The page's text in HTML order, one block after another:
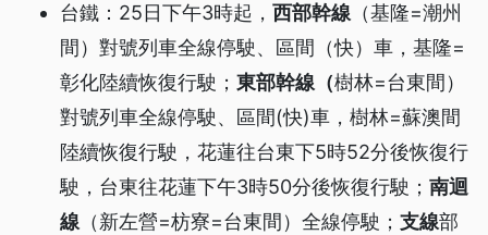
台鐵：25日下午3時起， 西部幹線 （基隆=潮州
間）對號列車全線停駛、區間（快）車，基隆=
彰化陸續恢復行駛； 東部幹線（樹林=台東間）
對號列車全線停駛、區間(快)車，樹林=蘇澳間
陸續恢復行駛，花蓮往台東下5時52分後恢復行
駛，台東往花蓮下午3時50分後恢復行駛； 南迴
線 （新左營=枋寮=台東間）全線停駛； 支線部